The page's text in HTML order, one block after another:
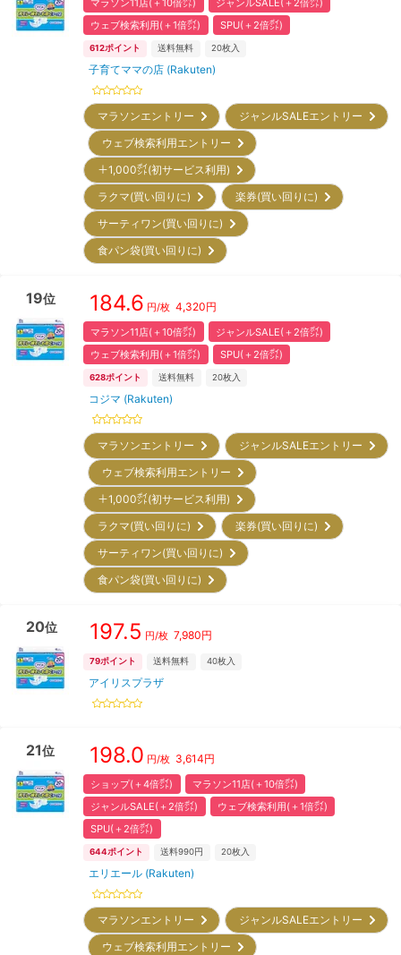
マラソン11店(＋10倍㌽)
ジャンルSALE(＋2倍㌽)
ウェブ検索利用(＋1倍㌽)
SPU(＋2倍㌽)
612ポイント 送料無料 20枚入
子育てママの店 (Rakuten)
マラソンエントリー
ジャンルSALEエントリー
ウェブ検索利用エントリー
＋1,000㌽(初サービス利用)
ラクマ(買い回りに)
楽券(買い回りに)
サーティワン(買い回りに)
食パン袋(買い回りに)
19位 184.6 円/枚 4,320円
マラソン11店(＋10倍㌽)
ジャンルSALE(＋2倍㌽)
ウェブ検索利用(＋1倍㌽)
SPU(＋2倍㌽)
628ポイント 送料無料 20枚入
コジマ (Rakuten)
マラソンエントリー
ジャンルSALEエントリー
ウェブ検索利用エントリー
＋1,000㌽(初サービス利用)
ラクマ(買い回りに)
楽券(買い回りに)
サーティワン(買い回りに)
食パン袋(買い回りに)
20位 197.5 円/枚 7,980円
79ポイント 送料無料 40枚入
アイリスプラザ
21位 198.0 円/枚 3,614円
ショップ(＋4倍㌽)
マラソン11店(＋10倍㌽)
ジャンルSALE(＋2倍㌽)
ウェブ検索利用(＋1倍㌽)
SPU(＋2倍㌽)
644ポイント 送料990円 20枚入
エリエール (Rakuten)
マラソンエントリー
ジャンルSALEエントリー
ウェブ検索利用エントリー